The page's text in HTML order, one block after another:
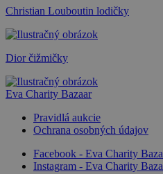
Christian Louboutin lodičky
Dior čižmičky
Eva Charity Bazaar
Pravidlá aukcie
Ochrana osobných údajov
Facebook - Eva Charity
Instagram - Eva Charity